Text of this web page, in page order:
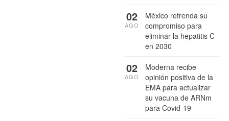
México refrenda su
compromiso para
eliminar la hepatitis C
en 2030
02
AGO
Moderna recibe
opinión positiva de la
EMA para actualizar
su vacuna de ARNm
para Covid-19
02
AGO